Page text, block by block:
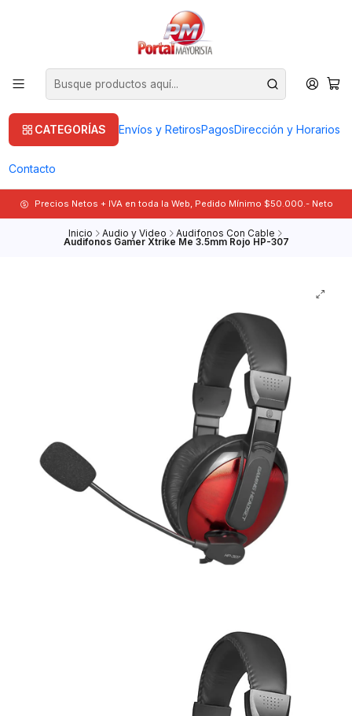
CATEGORÍAS Envíos y RetirosPagosDirección y Horarios
Contacto
Precios Netos + IVA en toda la Web, Pedido Mínimo $50.000.- Neto
Inicio Audio y Video Audifonos Con Cable
Audifonos Gamer Xtrike Me 3.5mm Rojo HP-307